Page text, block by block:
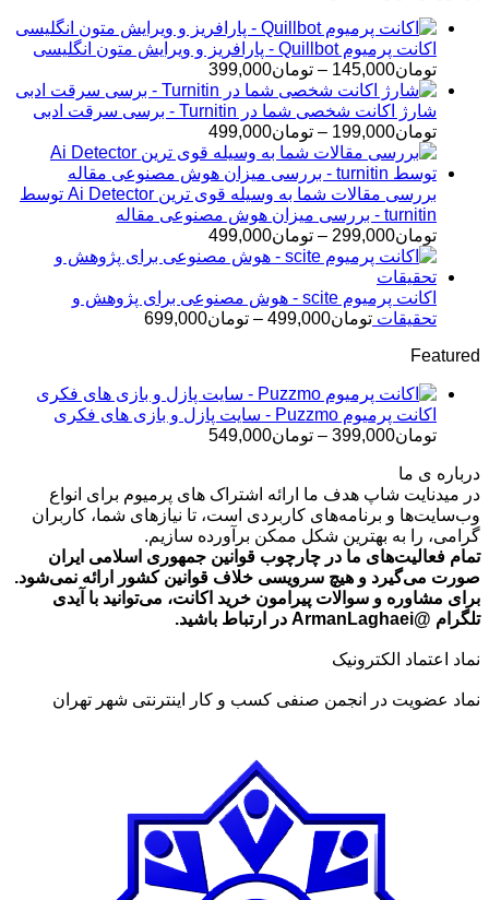
اکانت پرمیوم Quillbot - پارافریز و ویرایش متون انگلیسی
تومان145,000
– تومان399,000محدوده
قیمت:
تومان145,000
تا
تومان399,000
شارژ اکانت شخصی شما در Turnitin - برسی سرقت ادبی
تومان199,000
– تومان499,000محدوده
قیمت:
تومان199,000
تا
تومان499,000
بررسی مقالات شما به وسیله قوی ترین Ai Detector توسط
turnitin - بررسی میزان هوش مصنوعی مقاله
تومان299,000
– تومان499,000محدوده
قیمت:
تا
تومان499,000
اکانت پرمیوم scite - هوش مصنوعی برای پژوهش و
تحقیقات تومان499,000
– تومان699,000محدوده
تومان699,000
Featured
اکانت پرمیوم Puzzmo - سایت پازل و بازی های فکری
تومان399,000
– تومان549,000
تا
تومان549,000
درباره ی ما
در میدنایت شاپ هدف ما ارائه اشتراک های پرمیوم برای انواع
وب‌سایت‌ها و برنامه‌های کاربردی است، تا نیازهای شما، کاربران
گرامی، را به بهترین شکل ممکن برآورده سازیم.
تمام فعالیت‌های ما در چارچوب قوانین جمهوری اسلامی ایران
صورت می‌گیرد و هیچ سرویسی خلاف قوانین کشور ارائه نمی‌شود.
برای مشاوره و سوالات پیرامون خرید اکانت، می‌توانید با آیدی
تلگرام @ArmanLaghaei در ارتباط باشید.
نماد اعتماد الکترونیک
نماد عضویت در انجمن صنفی کسب و کار اینترنتی شهر تهران